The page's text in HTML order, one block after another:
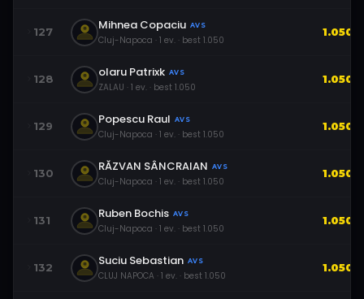
127 Mihnea Copaciu AVS
Cluj-Napoca · 1 ev. · best 1.050
1.050
128 olaru Patrixk AVS
ZALAU · 1 ev. · best 1.050
1.050
129 Popescu Raul AVS
Cluj-Napoca · 1 ev. · best 1.050
1.050
130 RĂZVAN SÂNCRAIAN AVS
Cluj-Napoca · 1 ev. · best 1.050
1.050
131 Ruben Bochis AVS
Cluj-Napoca · 1 ev. · best 1.050
1.050
132 Suciu Sebastian AVS
CLUJ NAPOCA · 1 ev. · best 1.050
1.050